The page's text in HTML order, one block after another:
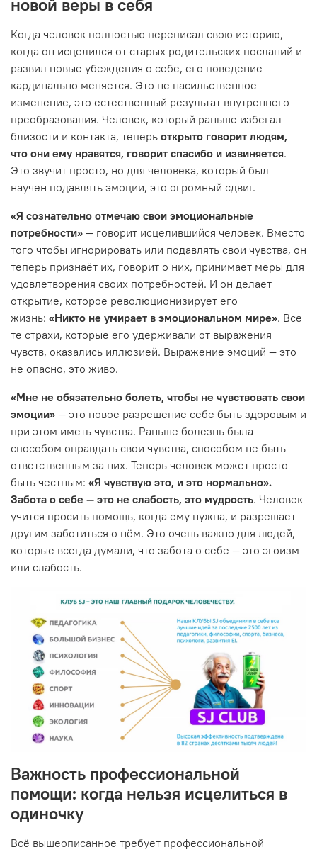
Когда человек полностью переписал свою историю,
когда он исцелился от старых родительских посланий и
развил новые убеждения о себе, его поведение
кардинально меняется. Это не насильственное
изменение, это естественный результат внутреннего
преобразования. Человек, который раньше избегал
близости и контакта, теперь открыто говорит людям,
что они ему нравятся, говорит спасибо и извиняется.
Это звучит просто, но для человека, который был
научен подавлять эмоции, это огромный сдвиг.
«Я сознательно отмечаю свои эмоциональные
потребности» — говорит исцелившийся человек. Вместо
того чтобы игнорировать или подавлять свои чувства, он
теперь признаёт их, говорит о них, принимает меры для
удовлетворения своих потребностей. И он делает
открытие, которое революционизирует его
жизнь: «Никто не умирает в эмоциональном мире». Все
те страхи, которые его удерживали от выражения
чувств, оказались иллюзией. Выражение эмоций — это
не опасно, это живо.
«Мне не обязательно болеть, чтобы не чувствовать свои
эмоции» — это новое разрешение себе быть здоровым и
при этом иметь чувства. Раньше болезнь была
способом оправдать свои чувства, способом не быть
ответственным за них. Теперь человек может просто
быть честным: «Я чувствую это, и это нормально».
Забота о себе — это не слабость, это мудрость. Человек
учится просить помощь, когда ему нужна, и разрешает
другим заботиться о нём. Это очень важно для людей,
которые всегда думали, что забота о себе — это эгоизм
или слабость.
Важность профессиональной
помощи: когда нельзя исцелиться в
одиночку
Всё вышеописанное требует профессиональной